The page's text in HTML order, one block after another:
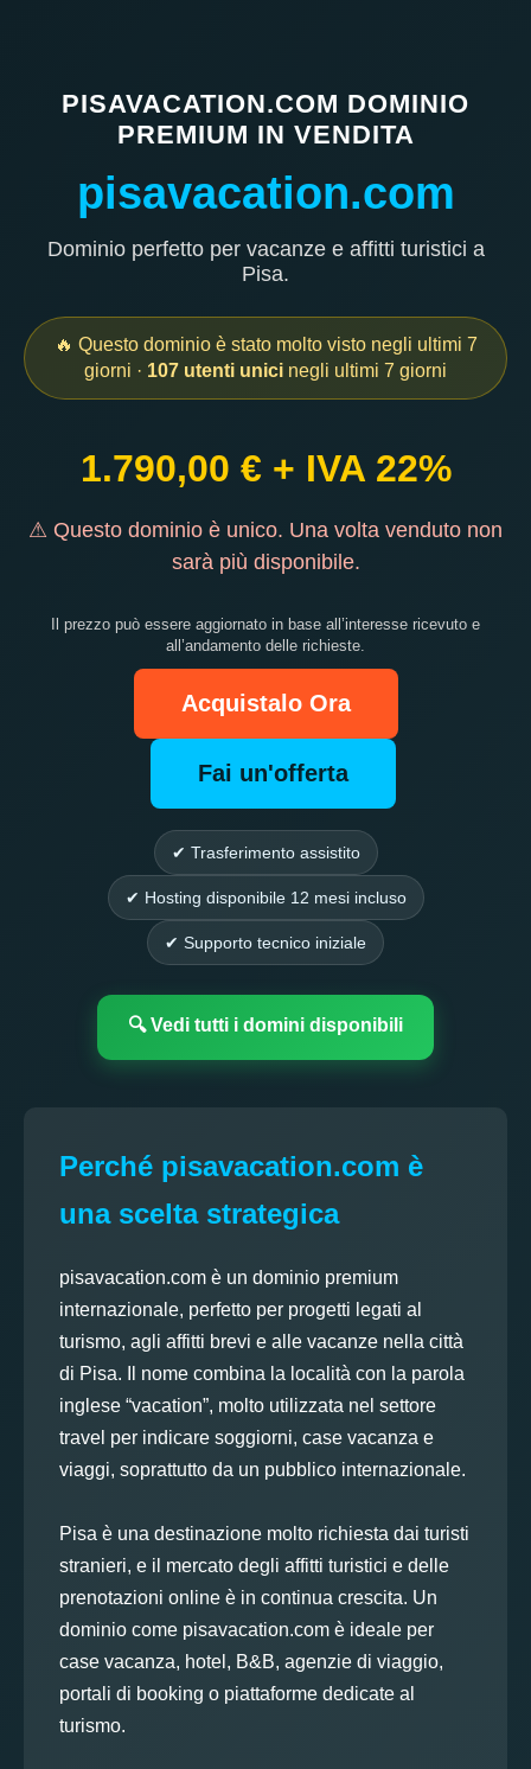
PISAVACATION.COM DOMINIO
PREMIUM IN VENDITA
pisavacation.com
Dominio perfetto per vacanze e affitti turistici a
Pisa.
🔥 Questo dominio è stato molto visto negli ultimi 7
giorni · 107 utenti unici negli ultimi 7 giorni
1.790,00 € + IVA 22%
⚠ Questo dominio è unico. Una volta venduto non
sarà più disponibile.
Il prezzo può essere aggiornato in base all’interesse ricevuto e
all’andamento delle richieste.
Acquistalo Ora
Fai un'offerta
✔ Trasferimento assistito
✔ Hosting disponibile 12 mesi incluso
✔ Supporto tecnico iniziale
🔍 Vedi tutti i domini disponibili
Perché pisavacation.com è
una scelta strategica
pisavacation.com è un dominio premium
internazionale, perfetto per progetti legati al
turismo, agli affitti brevi e alle vacanze nella città
di Pisa. Il nome combina la località con la parola
inglese “vacation”, molto utilizzata nel settore
travel per indicare soggiorni, case vacanza e
viaggi, soprattutto da un pubblico internazionale.
Pisa è una destinazione molto richiesta dai turisti
stranieri, e il mercato degli affitti turistici e delle
prenotazioni online è in continua crescita. Un
dominio come pisavacation.com è ideale per
case vacanza, hotel, B&B, agenzie di viaggio,
portali di booking o piattaforme dedicate al
turismo.